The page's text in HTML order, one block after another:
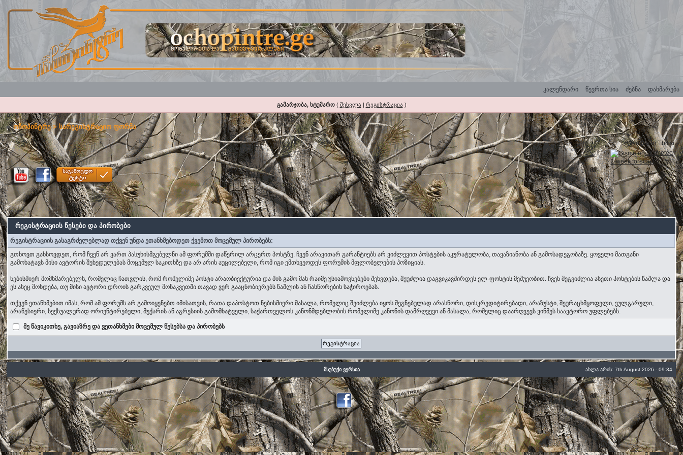
დახმარება
ძებნა
წევრთა სია
კალენდარი
გამარჯობა, სტუმარო( შესვლა | რეგისტრაცია )
ოჩოპინტრე> სარეგისტრაციო ფორმა
Weather in Tbilisi
Gismeteo
2-week forecast
რეგისტრაციის წესები და პირობები
რეგისტრაციის გასაგრძელებლად თქვენ უნდა ეთანხმებოდეთ ქვემოთ მოცემულ პირობებს:
გთხოვთ გახსოვდეთ, რომ ჩვენ არ ვართ პასუხისმგებელნი ამ ფორუმში დაწერილ არცერთ პოსტზე. ჩვენ არავითარ გარანტიებს არ ვიძლევით პოსტების აკურატულობა, თავაზიანობა ან გამოსადეგობაზე. ყოველი მათგანი
გამოხატავს მისი ავტორის შეხედულებას მოცემულ საკითხზე და არ არის აუცილებელი, რომ იგი ემთხვეოდეს ფორუმის მფლობელების პოზიციას.
ნებისმიერ მომხმარებელს, რომელიც ჩათვლის, რომ რომელიმე პოსტი არაობიექტურია და მის გამო მას რაიმე უსიამოვნებები შეხვდება, შეუძლია დაგვიკავშირდეს ელ-ფოსტის მეშუეობით. ჩვენ შეგვიძლია ასეთი პოსტების წაშლა და
ეს ასეც მოხდება, თუ მისი ავტორი დროის გარკვეულ მონაკვეთში თავად ვერ გააცნობიერებს წაშლის ან ჩასწორების საჭიროებას.
თქვენ ეთანხმებით იმას, რომ ამ ფორუმს არ გამოიყენებთ იმისათვის, რათა დაპოსტოთ ნებისმიერი მასალა, რომელიც შეიძლება იყოს შეგნებულად არასწორი, დისკრედიტირებადი, არაზუსტი, შეურაცხმყოფელი, ვულგარული,
არაწესიერი, სექსუალურად ორიენტირებული, მუქარის ან აგრესიის გამომხატველი, საქართველოს კანონმდებლობის რომელიმე კანონის დამრღვევი ან მასალა, რომელიც დაარღვევს ვინმეს საავტორო უფლებებს.
მე წავიკითხე, გავიაზრე და ვეთანხმები მოცემულ წესებსა და პირობებს
მსუბუქი ვერსია ახლა არის: 7th August 2026 - 09:34